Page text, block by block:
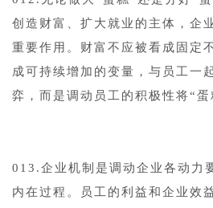
创造财富、扩大就业的主体，企
重要作用。财富不应被看成固定
成可持续增加的变量，与员工一
弈，而是调动员工的积极性将“蛋
013.企业机制是调动企业各动力
内在过程。员工的利益和企业效